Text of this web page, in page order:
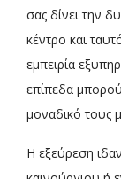
σας δίνει την
κέντρο και
εμπειρία
επίπεδα
μοναδικό τους
Η εξεύρεση